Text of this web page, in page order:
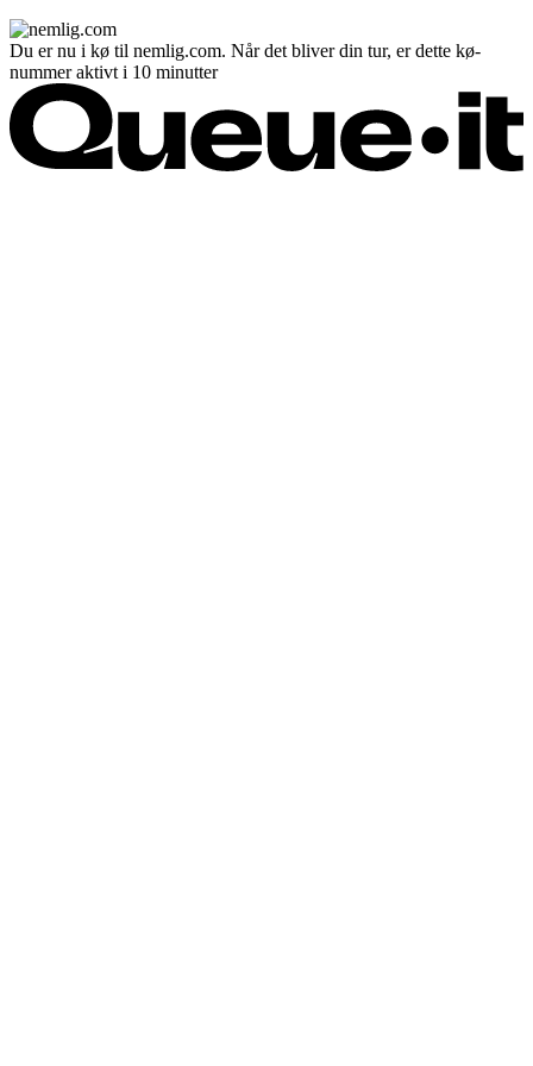
Du er nu i kø til nemlig.com. Når det bliver din tur, er dette kø-
nummer aktivt i 10 minutter